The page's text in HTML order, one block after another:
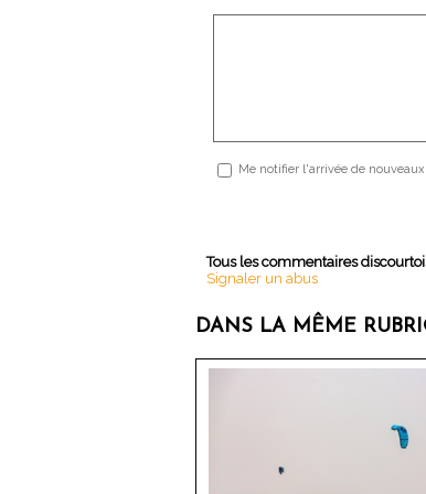
Me notifier l'arrivée de
Tous les commentaires
Signaler un abus
DANS LA MÊME